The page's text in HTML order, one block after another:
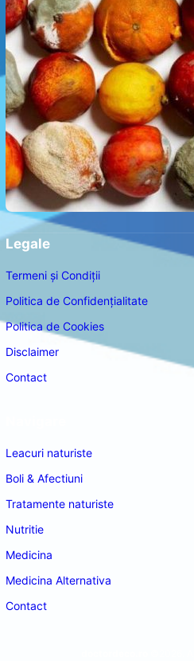
Legale
Termeni și Condiții
Politica de Confidențialitate
Politica de Cookies
Disclaimer
Contact
Leacuri naturiste
Boli & Afectiuni
Tratamente naturiste
Nutritie
Medicina
Medicina Alternativa
Contact